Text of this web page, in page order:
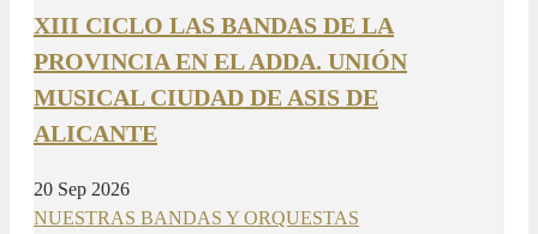
XIII CICLO LAS BANDAS DE LA
PROVINCIA EN EL ADDA. UNIÓN
MUSICAL CIUDAD DE ASIS DE
ALICANTE
20 Sep 2026
NUESTRAS BANDAS Y ORQUESTAS